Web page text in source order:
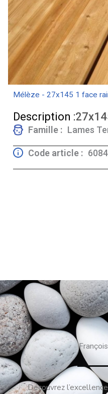
Mélèze - 27x145 1 face
Description :
Famille : Lames
Code article : 6084
Découvrez